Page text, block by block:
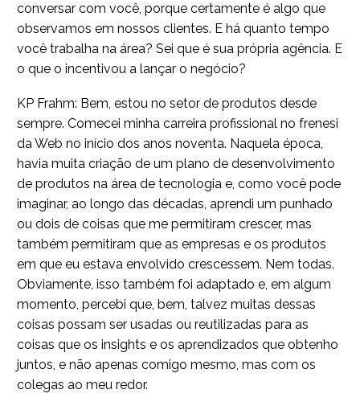
conversar com você, porque certamente é algo que
observamos em nossos clientes. E há quanto tempo
você trabalha na área? Sei que é sua própria agência. E
o que o incentivou a lançar o negócio?
KP Frahm: Bem, estou no setor de produtos desde
sempre. Comecei minha carreira profissional no frenesi
da Web no início dos anos noventa. Naquela época,
havia muita criação de um plano de desenvolvimento
de produtos na área de tecnologia e, como você pode
imaginar, ao longo das décadas, aprendi um punhado
ou dois de coisas que me permitiram crescer, mas
também permitiram que as empresas e os produtos
em que eu estava envolvido crescessem. Nem todas.
Obviamente, isso também foi adaptado e, em algum
momento, percebi que, bem, talvez muitas dessas
coisas possam ser usadas ou reutilizadas para as
coisas que os insights e os aprendizados que obtenho
juntos, e não apenas comigo mesmo, mas com os
colegas ao meu redor.